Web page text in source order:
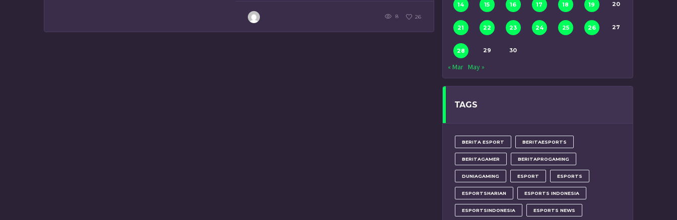
8 26
14 15 16 17 18 19 20
21 22 23 24 25 26 27
28 29 30
« Mar May »
TAGS
BERITA ESPORT BERITAESPORTS
BERITAGAMER BERITAPROGAMING
DUNIAGAMING ESPORT ESPORTS
ESPORTSHARIAN ESPORTS INDONESIA
ESPORTSINDONESIA ESPORTS NEWS